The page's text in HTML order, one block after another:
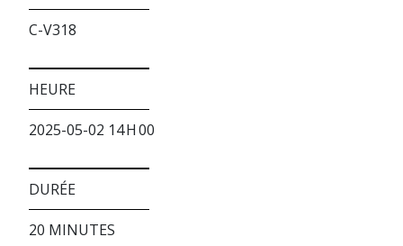
C-V318
HEURE
2025-05-02 14 H 00
DURÉE
20 MINUTES